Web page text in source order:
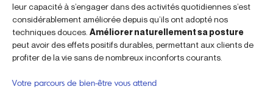
leur capacité à s’engager dans des activités quotidiennes s’est
considérablement améliorée depuis qu’ils ont adopté nos
techniques douces. Améliorer naturellement sa posture
peut avoir des effets positifs durables, permettant aux clients de
profiter de la vie sans de nombreux inconforts courants.
Votre parcours de bien-être vous attend